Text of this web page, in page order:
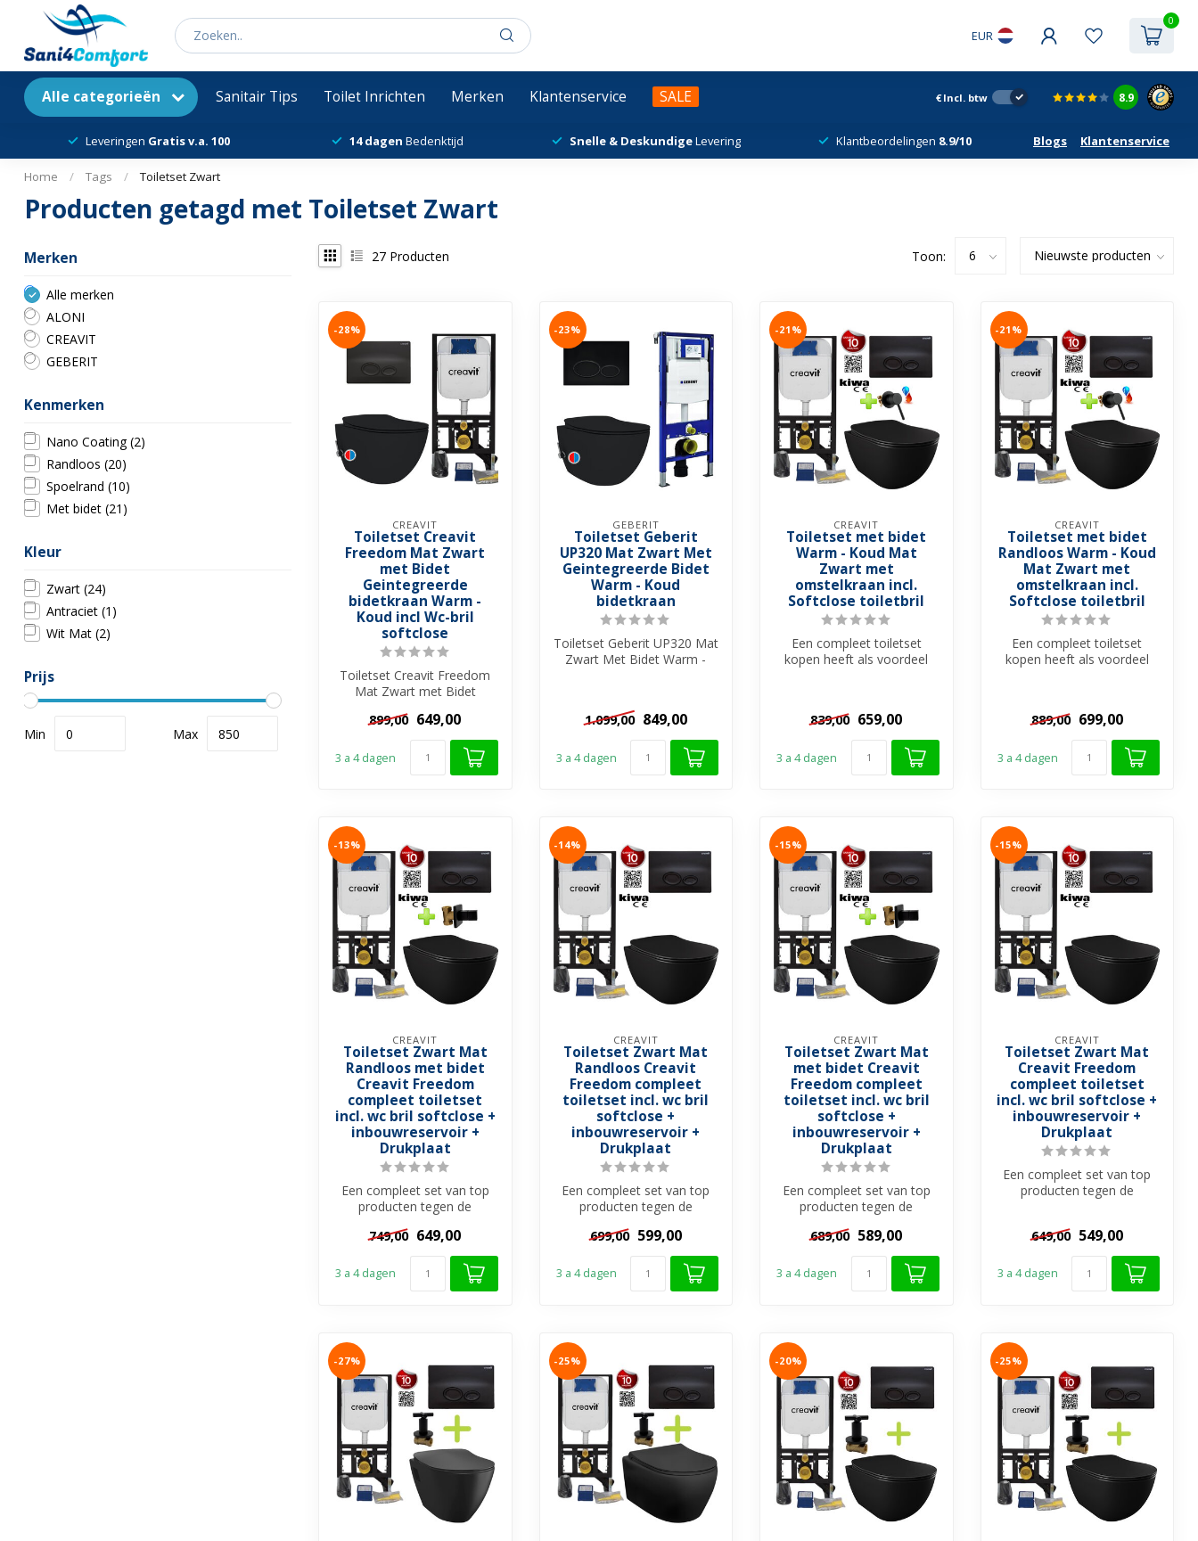
EUR
0
Alle categorieën Sanitair Tips Toilet Inrichten Merken Klantenservice SALE € Incl. btw 8.9
Leveringen Gratis v.a. 100 14 dagen Bedenktijd Snelle & DeskundigeLevering Klantbeordelingen 8.9/10 Blogs Klantenservice
Home / Tags / Toiletset Zwart
Producten getagd met Toiletset Zwart
Merken
Alle merken
ALONI
CREAVIT
GEBERIT
Kenmerken
Nano Coating(2)
Randloos (20)
Spoelrand (10)
Met bidet (21)
Kleur
Zwart (24)
Antraciet (1)
Wit Mat (2)
Prijs
Min Max
27 Producten Toon:
-28%
CREAVIT
Toiletset Creavit
Freedom Mat Zwart
met Bidet
Geintegreerde
bidetkraan Warm -
Koud incl Wc-bril
softclose
Toiletset Creavit Freedom
Mat Zwart met Bidet
Warm - Ko...
899,00 649,00
3 a 4 dagen
-23%
GEBERIT
Toiletset Geberit
UP320 Mat Zwart Met
Geintegreerde Bidet
Warm - Koud
bidetkraan
Toiletset Geberit UP320 Mat
Zwart Met Bidet Warm -
1.099,00 849,00
3 a 4 dagen
-21%
CREAVIT
Toiletset met bidet
Warm - Koud Mat
Zwart met
omstelkraan incl.
Softclose toiletbril
Een compleet toiletset
kopen heeft als voordeel
839,00 659,00
3 a 4 dagen
-21%
CREAVIT
Toiletset met bidet
Randloos Warm - Koud
Mat Zwart met
omstelkraan incl.
Softclose toiletbril
Een compleet toiletset
kopen heeft als voordeel
889,00 699,00
3 a 4 dagen
-13%
CREAVIT
Toiletset Zwart Mat
Randloos met bidet
Creavit Freedom
compleet toiletset
incl. wc bril softclose +
inbouwreservoir +
Drukplaat
Een compleet set van top
producten tegen de
Randloos Hangtoil...
749,00 649,00
3 a 4 dagen
-14%
CREAVIT
Toiletset Zwart Mat
Randloos Creavit
Freedom compleet
toiletset incl. wc bril
softclose +
inbouwreservoir +
Drukplaat
Een compleet set van top
producten tegen de
Randloos Hangtoil...
699,00 599,00
3 a 4 dagen
-15%
CREAVIT
Toiletset Zwart Mat
met bidet Creavit
Freedom compleet
toiletset incl. wc bril
softclose +
inbouwreservoir +
Drukplaat
Een compleet set van top
producten tegen de
Hygiënisch met bi...
689,00 589,00
3 a 4 dagen
-15%
CREAVIT
Toiletset Zwart Mat
Creavit Freedom
compleet toiletset
incl. wc bril softclose +
inbouwreservoir +
Drukplaat
Een compleet set van top
producten tegen de
649,00 549,00
3 a 4 dagen
-27% -25% -20% -25%